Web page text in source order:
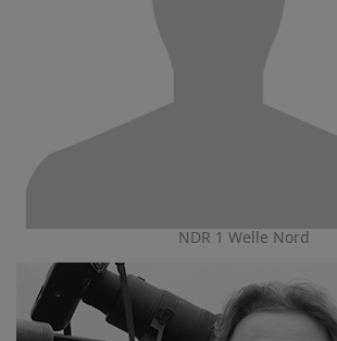
NDR 1 Welle Nord